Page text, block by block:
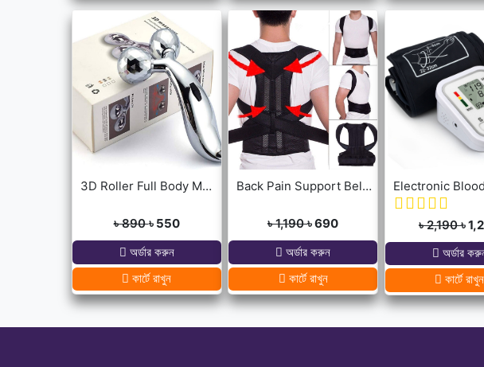
3D Roller Full Body Massager
৳ 890৳ 550
অর্ডার করুন
কার্টে রাখুন
Back Pain Support Belt For Men & Womens
৳ 1,190৳ 690
অর্ডার করুন
কার্টে রাখুন
৳ 2,190৳
অর্ডার
কার্টে রাখুন